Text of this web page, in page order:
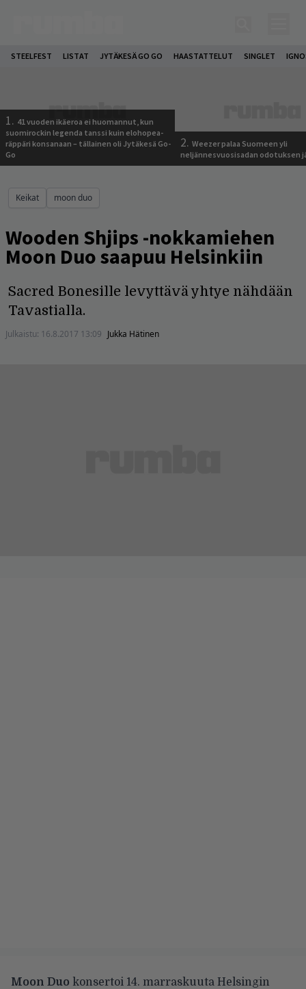
STEELFEST LISTAT JYTÄKESÄ GO GO HAASTATTELUT SINGLET
1. 41 vuoden ikäeroa ei huomannut, kun
suomirockin legenda tanssi kuin elohopea-
räppäri konsanaan – tällainen oli Jytäkesä Go-
Go
2. Weezer palaa Suomeen yli
neljännesvuosisadan odotuksen
Keikat moon duo
Wooden Shjips -nokkamiehen
Moon Duo saapuu Helsinkiin
Sacred Bonesille levyttävä yhtye nähdään
Tavastialla.
Julkaistu: 16.8.2017 13:09 Jukka Hätinen
Moon Duo konsertoi 14. marraskuuta Helsingin